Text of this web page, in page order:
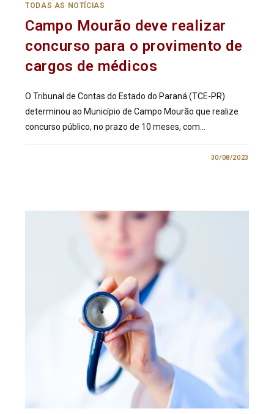
TODAS AS NOTÍCIAS
Campo Mourão deve realizar
concurso para o provimento de
cargos de médicos
O Tribunal de Contas do Estado do Paraná (TCE-PR)
determinou ao Município de Campo Mourão que realize
concurso público, no prazo de 10 meses, com…
30/08/2023